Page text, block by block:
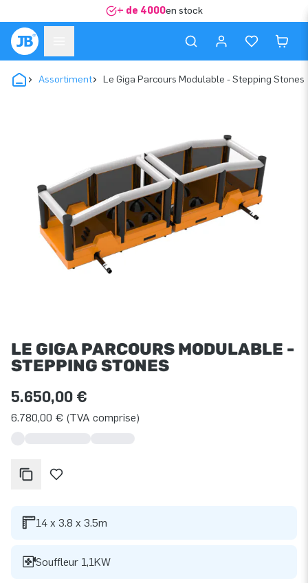
+ de 4000en stock
Assortiment Le Giga Parcours Modulable - Stepping Stones
LE GIGA PARCOURS MODULABLE -
STEPPING STONES
5.650,00 €
6.780,00 € (TVA comprise)
14 x 3.8 x 3.5m
Souffleur 1,1KW